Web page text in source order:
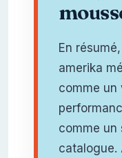
En
amerika
comme un
comme un
catalogue.